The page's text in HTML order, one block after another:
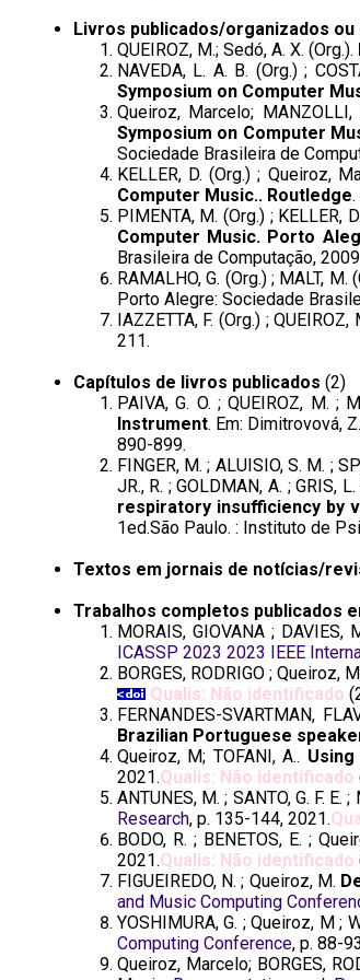
Livros publicados/organizados ou
QUEIROZ, M.; Sedó, A. X. (Org.).
NAVEDA, L. A. B. (Org.) ;
Symposium on Computer
Queiroz, Marcelo; MANZOLLI,
Symposium on Computer
Sociedade Brasileira de
KELLER, D. (Org.) ; Queiroz,
Computer Music.. Routledge
PIMENTA, M. (Org.) ; KELLER,
Computer Music. Porto
Brasileira de Computação,
RAMALHO, G. (Org.) ; MALT, M.
Porto Alegre: Sociedade
IAZZETTA, F. (Org.) ; QUEIROZ,
211.
Capítulos de livros publicados (2)
PAIVA, G. O. ; QUEIROZ, M. ;
Instrument. Em: Dimitrovová,
890-899.
FINGER, M. ; ALUISIO, S. M. ;
JR., R. ; GOLDMAN, A. ; GRIS,
respiratory insufficiency by
1ed.São Paulo. : Instituto de
Textos em jornais de notícias/
Trabalhos completos publicados
MORAIS, GIOVANA ;
ICASSP 2023 2023 IEEE
BORGES, RODRIGO ; Queiroz,
Qualis: Não identificado
FERNANDES-SVARTMAN,
Brazilian Portuguese
Queiroz, M; TOFANI, A..
2021.Qualis: Não identificado
ANTUNES, M. ; SANTO, G. F. E.
Research, p. 135-144, 2021.
BODO, R. ; BENETOS, E. ;
2021.Qualis: Não identificado
FIGUEIREDO, N. ; Queiroz, M.
and Music Computing
YOSHIMURA, G. ; Queiroz, M ;
Computing Conference, p. 88-
Queiroz, Marcelo; BORGES,